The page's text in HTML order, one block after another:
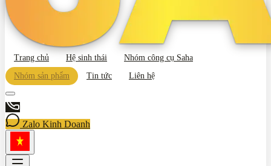
Trang chủ Hệ sinh thái
Nhóm công cụ Saha
Nhóm sản phẩm
Tin tức Liên hệ
Zalo Kinh Doanh